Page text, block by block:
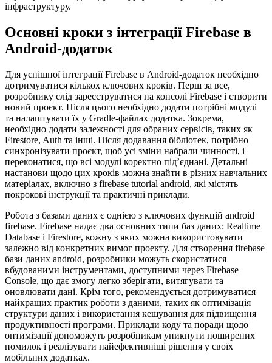
інфраструктуру.
Основні кроки з інтеграції Firebase в
Android-додаток
Для успішної інтеграції Firebase в Android-додаток необхідно
дотримуватися кількох ключових кроків. Перш за все,
розробнику слід зареєструватися на консолі Firebase і створити
новий проєкт. Після цього необхідно додати потрібні модулі
та налаштувати їх у Gradle-файлах додатка. Зокрема,
необхідно додати залежності для обраних сервісів, таких як
Firestore, Auth та інші. Після додавання бібліотек, потрібно
синхронізувати проєкт, щоб усі зміни набрали чинності, і
переконатися, що всі модулі коректно під’єднані. Детальні
настанови щодо цих кроків можна знайти в різних навчальних
матеріалах, включно з firebase tutorial android, які містять
покрокові інструкції та практичні приклади.
Робота з базами даних є однією з ключових функцій android
firebase. Firebase надає два основних типи баз даних: Realtime
Database і Firestore, кожну з яких можна використовувати
залежно від конкретних вимог проекту. Для створення firebase
бази даних android, розробники можуть скористатися
вбудованими інструментами, доступними через Firebase
Console, що дає змогу легко зберігати, витягувати та
оновлювати дані. Крім того, рекомендується дотримуватися
найкращих практик роботи з даними, таких як оптимізація
структури даних і використання кешування для підвищення
продуктивності програми. Приклади коду та поради щодо
оптимізації допоможуть розробникам уникнути поширених
помилок і реалізувати найефективніші рішення у своїх
мобільних додатках.